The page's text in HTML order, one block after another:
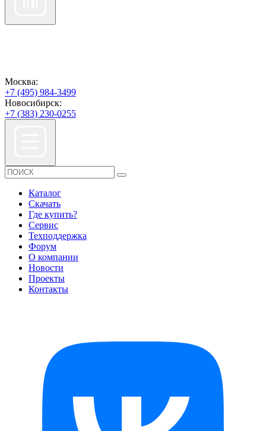
Москва:
+7 (495) 984-3499
Новосибирск:
+7 (383) 230-0255
Каталог
Скачать
Где купить?
Сервис
Техподдержка
Форум
О компании
Новости
Проекты
Контакты